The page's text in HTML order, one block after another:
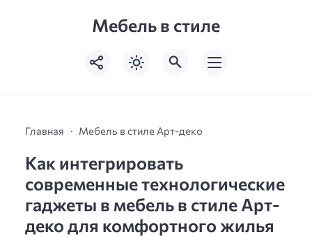
Мебель в стиле
Главная Мебель в стиле Арт-деко
Как интегрировать
современные технологические
гаджеты в мебель в стиле Арт-
деко для комфортного жилья